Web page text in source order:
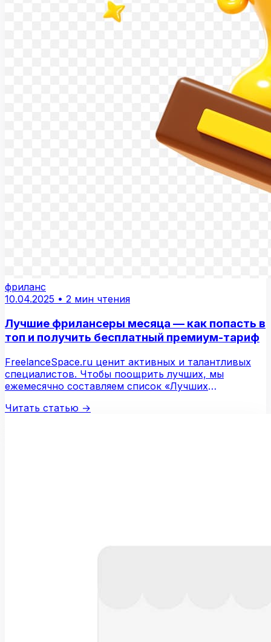
фриланс
10.04.2025 • 2 мин чтения
Лучшие фрилансеры месяца — как попасть в
топ и получить бесплатный премиум-тариф
FreelanceSpace.ru ценит активных и талантливых
специалистов. Чтобы поощрить лучших, мы
ежемесячно составляем список «Лучших
Читать статью →